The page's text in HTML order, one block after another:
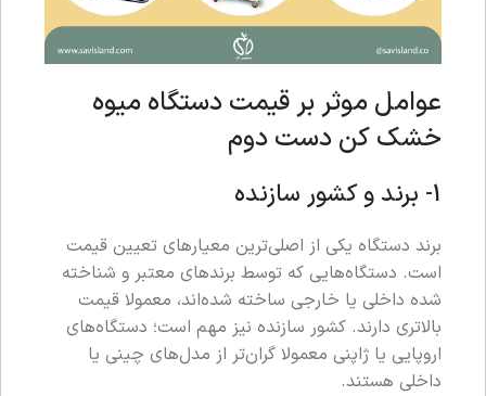
عوامل موثر بر قیمت دستگاه میوه
خشک کن دست دوم
1- برند و کشور سازنده
برند دستگاه یکی از اصلی‌ترین معیارهای تعیین قیمت
است. دستگاه‌هایی که توسط برندهای معتبر و شناخته
شده داخلی یا خارجی ساخته شده‌اند، معمولا قیمت
بالاتری دارند. کشور سازنده نیز مهم است؛ دستگاه‌های
اروپایی یا ژاپنی معمولا گران‌تر از مدل‌های چینی یا
داخلی هستند.